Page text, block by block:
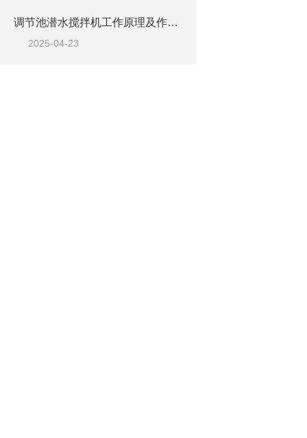
调节池潜水搅拌机工作原理及作用特点、安装图、CAD结构图
2025-04-23